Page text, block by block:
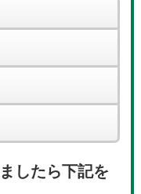
したら下記を